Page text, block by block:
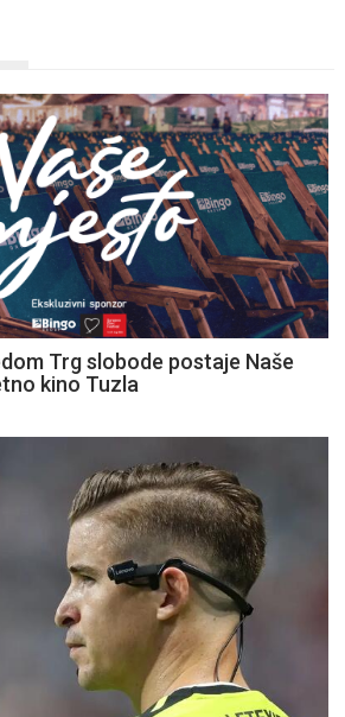
Trg slobode postaje Naše
kino Tuzla